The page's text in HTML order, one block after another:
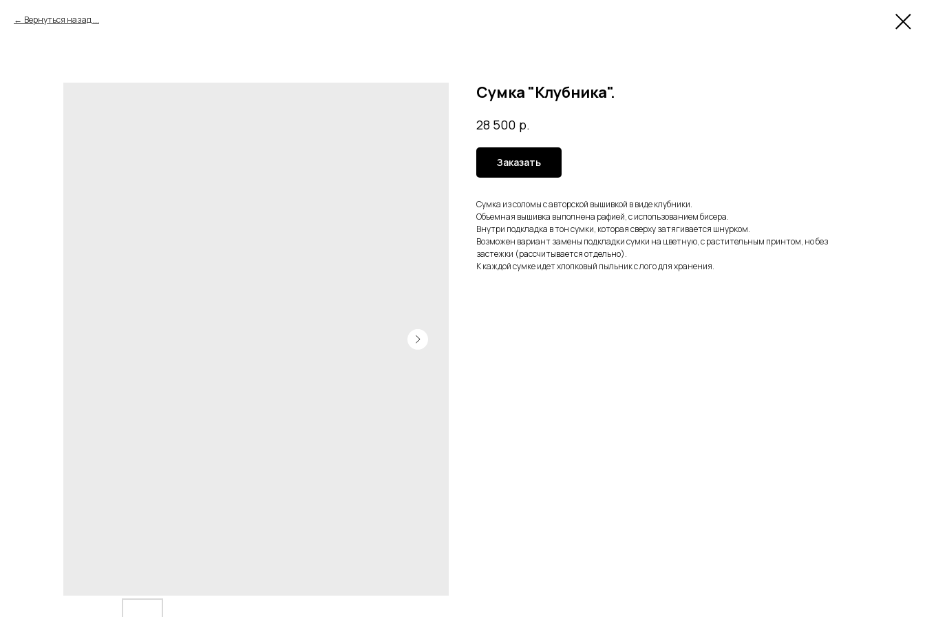
Вернуться назад ...
Сумка "Клубника".
28 500 р.
Заказать
Сумка из соломы с авторской вышивкой в виде клубники.
Объемная вышивка выполнена рафией, с использованием бисера.
Внутри подкладка в тон сумки, которая сверху затягивается шнурком.
Возможен вариант замены подкладки сумки на цветную, с растительным принтом, но без
застежки (рассчитывается отдельно).
К каждой сумке идет хлопковый пыльник с лого для хранения.